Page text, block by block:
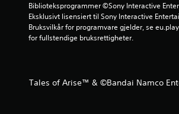
Biblioteksprogrammer ©Sony Interactive
Eksklusivt lisensiert til Sony Interactive
Bruksvilkår for programvare gjelder, se
for fullstendige bruksrettigheter.
Tales of Arise™ & ©Bandai Namco